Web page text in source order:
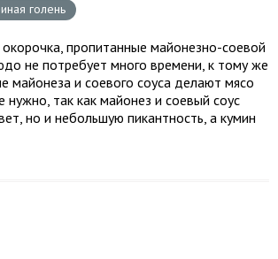
голень
пропитанные майонезно-соевой
не потребует много времени, к тому же
майонеза и соевого соуса делают мясо
так как майонез и соевый соус
но и небольшую пикантность, а кумин